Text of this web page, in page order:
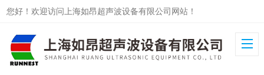
您好！欢迎访问上海如昂超声波设备有限公司网站！